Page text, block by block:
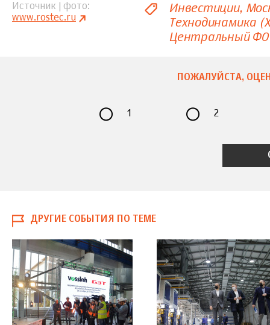
Источник | фото
www.rostec.ru
Инвестиции
Технодинамика
Центральный ФО
ПОЖАЛУЙСТА,
1 2
ДРУГИЕ СОБЫТИЯ ПО ТЕМЕ